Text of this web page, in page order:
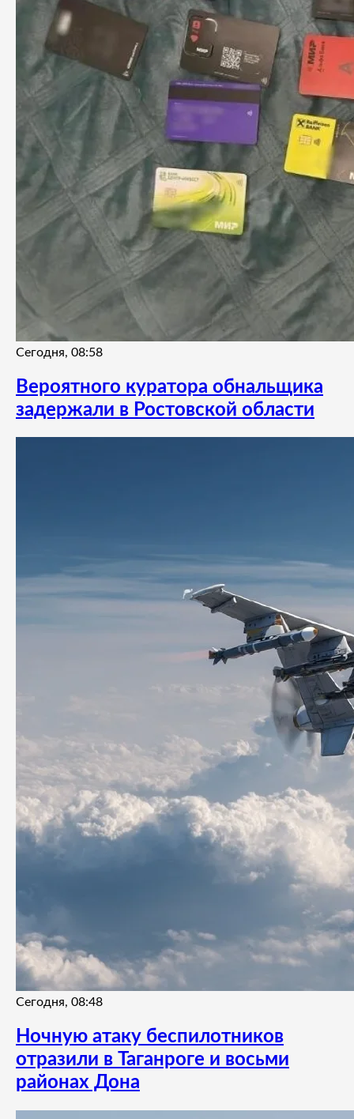
Сегодня, 08:58
Вероятного куратора обнальщика
задержали в Ростовской области
Сегодня, 08:48
Ночную атаку беспилотников
отразили в Таганроге и восьми
районах Дона